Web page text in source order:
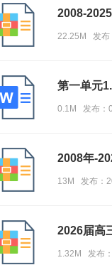
2008-
22.25M 发布
第一单元1.
0.1M 发布：
2008年-
13M 发布：
2026届高
1.32M 发布